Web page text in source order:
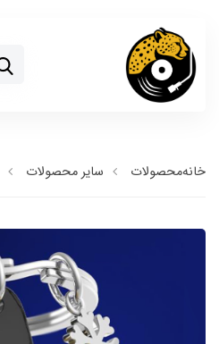
خانهمحصولات سایر محصولات